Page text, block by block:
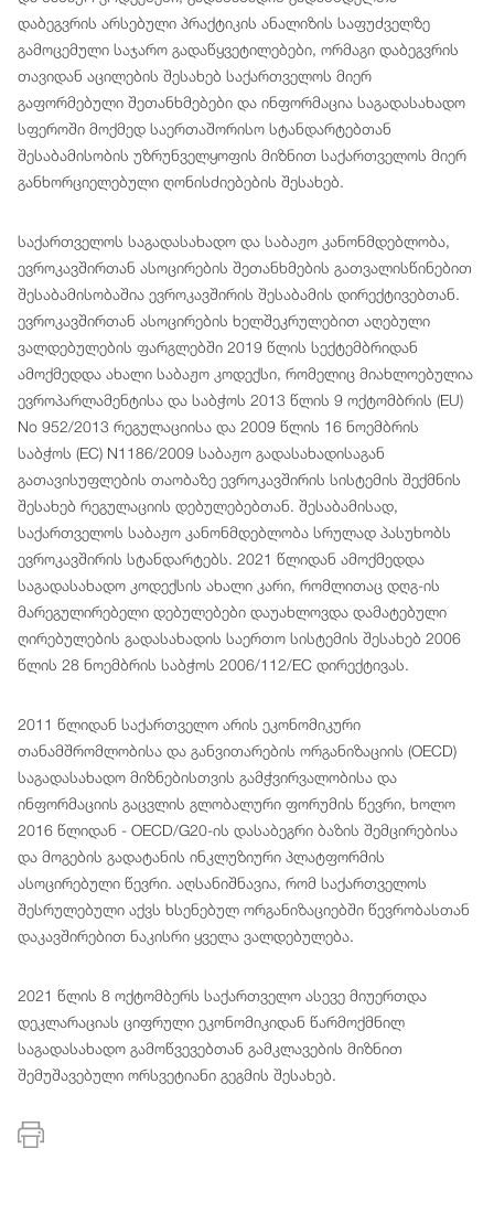
დაბეგვრის არსებული პრაქტიკის ანალიზის საფუძველზე
გამოცემული საჯარო გადაწყვეტილებები, ორმაგი დაბეგვრის
თავიდან აცილების შესახებ საქართველოს მიერ
გაფორმებული შეთანხმებები და ინფორმაცია საგადასახადო
სფეროში მოქმედ საერთაშორისო სტანდარტებთან
შესაბამისობის უზრუნველყოფის მიზნით საქართველოს მიერ
განხორციელებული ღონისძიებების შესახებ.
საქართველოს საგადასახადო და საბაჟო კანონმდებლობა,
ევროკავშირთან ასოცირების შეთანხმების გათვალისწინებით
შესაბამისობაშია ევროკავშირის შესაბამის დირექტივებთან.
ევროკავშირთან ასოცირების ხელშეკრულებით აღებული
ვალდებულების ფარგლებში 2019 წლის სექტემბრიდან
ამოქმედდა ახალი საბაჟო კოდექსი, რომელიც მიახლოებულია
ევროპარლამენტისა და საბჭოს 2013 წლის 9 ოქტომბრის (EU)
No 952/2013 რეგულაციისა და 2009 წლის 16 ნოემბრის
საბჭოს (EC) N1186/2009 საბაჟო გადასახადისაგან
გათავისუფლების თაობაზე ევროკავშირის სისტემის შექმნის
შესახებ რეგულაციის დებულებებთან. შესაბამისად,
საქართველოს საბაჟო კანონმდებლობა სრულად პასუხობს
ევროკავშირის სტანდარტებს. 2021 წლიდან ამოქმედდა
საგადასახადო კოდექსის ახალი კარი, რომლითაც დღგ-ის
მარეგულირებელი დებულებები დაუახლოვდა დამატებული
ღირებულების გადასახადის საერთო სისტემის შესახებ 2006
წლის 28 ნოემბრის საბჭოს 2006/112/EC დირექტივას.
2011 წლიდან საქართველო არის ეკონომიკური
თანამშრომლობისა და განვითარების ორგანიზაციის (OECD)
საგადასახადო მიზნებისთვის გამჭვირვალობისა და
ინფორმაციის გაცვლის გლობალური ფორუმის წევრი, ხოლო
2016 წლიდან - OECD/G20-ის დასაბეგრი ბაზის შემცირებისა
და მოგების გადატანის ინკლუზიური პლატფორმის
ასოცირებული წევრი. აღსანიშნავია, რომ საქართველოს
შესრულებული აქვს ხსენებულ ორგანიზაციებში წევრობასთან
დაკავშირებით ნაკისრი ყველა ვალდებულება.
2021 წლის 8 ოქტომბერს საქართველო ასევე მიუერთდა
დეკლარაციას ციფრული ეკონომიკიდან წარმოქმნილ
საგადასახადო გამოწვევებთან გამკლავების მიზნით
შემუშავებული ორსვეტიანი გეგმის შესახებ.